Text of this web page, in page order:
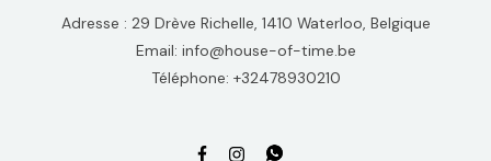
Adresse : 29 Drève Richelle, 1410 Waterloo, Belgique
Email: info@house-of-time.be
Téléphone: +32478930210